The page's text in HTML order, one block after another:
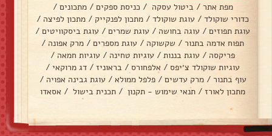
מפת אתר / ביטול עסקה / כניסת ספקים / מתכונים /
כדורי שוקולד / עוגת שוקולד / מתכון לפנקייק / מתכון לפיצה /
עוגת תפוזים / עוגה בחושה / עוגת שמרים / עוגת ביסקוויטים/
תפוח אדמה בתנור / שקשוקה / עוגת מספרים / מרק אפונה /
פריקסה / עוגת בננות / עוגיות טחינה / עוגיות חמאה /
עוגיות שוקולד צ׳יפס / אלפחורס / בראוניז / דג מרוקאי /
עוף בתנור / מרק עדשים / פלפל ממולא / עוגת גבינה אפויה /
מתכון לאורז / תנאי שימוש - תקנון / תכנית בישול / אסאדו